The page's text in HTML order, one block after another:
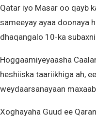
Qatar iyo Masar oo qayb
sameeyay ayaa doonaya
dhaqangalo 10-ka
Hoggaamiyeyaasha
heshiiska taariikhiga ah,
weydaarsanayaan
Xoghayaha Guud ee